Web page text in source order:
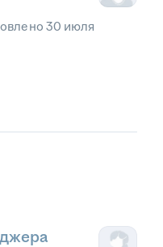
30 июля